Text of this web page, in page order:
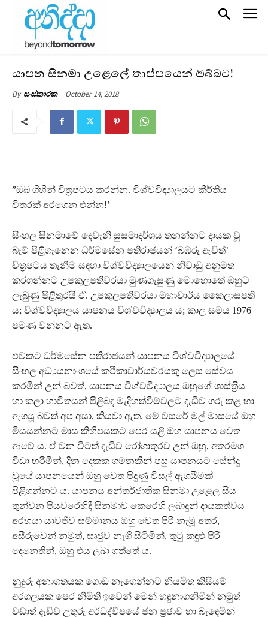
යාපන සිනමා උළෙලේ තාප්පයෙන් ඔබ්බට!
By සංස්කාරක October 14, 2018
”ඔබ ගිහින් චිත‍්‍රපටය කරන්න. විශ්වවිද්‍යාලයට කීර්තිය
විතරක් අරගෙන එන්න!’
සිංහල සිනමාවේ දෙවැනි සුසමාදර්ශය තනන්නට දායක වූ
බැව් පිළිගැනෙන ධර්මසේන පතිරාජයන් ‘බඹරු ඇවිත්’
චිත‍්‍රපටය තැනීම සඳහා විශ්වවිද්‍යාලයෙන් නිවාඩු අනුමත
කරගන්නට උපකුලපතිවරයා මුණගැසුණු මොහොතේ ඔහුට
ලැබුණු පිළිතුරයි ඒ. උපකුලපතිවරයා මහාචාර්ය කෛලාසපති
ය; විශ්වවිද්‍යාලය යාපනය විශ්වවිද්‍යාලය ය; කාල සමය 1976
පමණ වන්නට ඇත.
එවකට ධර්මසේන පතිරාජයන් යාපනය විශ්වවිද්‍යාලයේ
සිංහල අධ්‍යයනාංශයේ කථිකාචාර්යවරයකු ලෙස සේවය
කරමින් උන් බවත්, යාපනය විශ්වවිද්‍යාලය ඔහුගේ ශාස්ත‍්‍රීය
හා කලා භාවිතයන් පිළිබඳ මැදිහත්වීම්වලට දැඩිව ගරු කළ හා
ඇගයූ බවත් අප අසා, කියවා ඇත. මේ වසරේ මුල් මාසයේ ඔහු
මියයන්නට මාස කිහිපයකට පෙර යළි ඔහු යාපනය වෙත
ආවේ ය. ඒ වන විටත් දැඩිව රෝගාතුරව උන් ඔහු, අතරමග
විඩා හරිමින්, දින දෙකක ගමනකින් පසු යාපනයට සේන්දු
වූයේ යාපනයෙන් ඔහු වෙත පිදුණු විසල් ඇගයීමක්
පිළිගන්නට ය. යාපනය අන්තර්ජාතික සිනමා උළෙල සිය
තුන්වන පියවරෙහිදී සිනමාව කෙරෙහි ලබාදුන් දායකත්වය
අරභයා යාවජීව සම්මානය ඔහු වෙත පිරි නැමූ අතර,
අසීරුවෙන් නමුත්, සෘජුව නැගී සිටිමින්, තුටු කඳුළු පිරි
දෙනෙතින්, ඔහු එය ලබා ගත්තේ ය.
නුදුරු අනාගතයක ගොඩ නැගෙන්නට නියමිත කිසියම්
අරගලයක පෙර නිමිති ඉවෙන් මෙන් හඳුනාගනිමින් නමුත්
වඩාත් දැඩිව උතුරු අර්ධද්වීපයේ ජන ප‍්‍රජාව හා බැඳෙමින්